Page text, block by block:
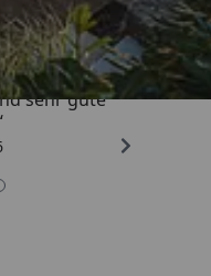
sehr gute